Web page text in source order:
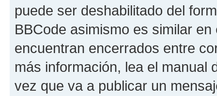
puede ser deshabilitado del
BBCode asimismo es similar
encuentran encerrados entre
más información, lea el manual
vez que va a publicar un